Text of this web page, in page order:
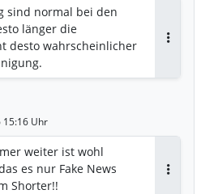
sind normal bei den
länger die
desto wahrscheinlicher
15:16 Uhr
weiter ist wohl
es nur Fake News
Shorter!!